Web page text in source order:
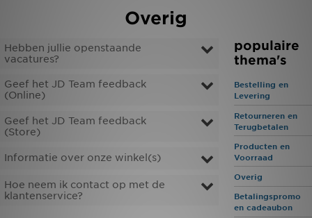
Overig
Hebben jullie openstaande
vacatures?
Geef het JD Team feedback
(Online)
Geef het JD Team feedback
(Store)
Informatie over onze winkel(s)
Hoe neem ik contact op met de
klantenservice?
populaire
thema's
Bestelling en
Levering
Retourneren en
Terugbetalen
Producten en
Voorraad
Overig
Betalingspromo
en cadeaubon
Collecties
Voetbal
Merken